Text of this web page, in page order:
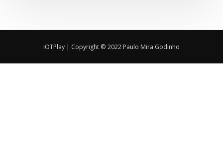
IOTPlay | Copyright © 2022 Paulo Mira Godinho